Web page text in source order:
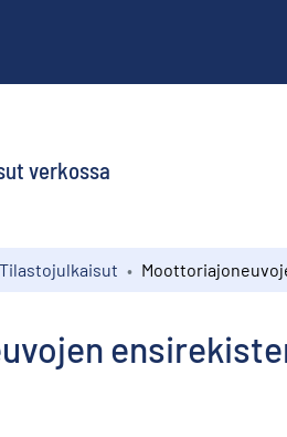
verkossa
Tilastojulkaisut